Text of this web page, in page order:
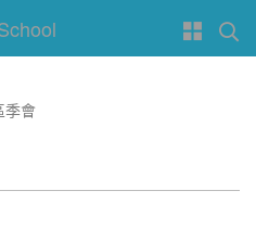
季會